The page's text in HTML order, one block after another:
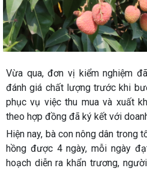
Vừa qua, đơn vị kiểm nghiệm
đánh giá chất lượng trước khi
phục vụ việc thu mua và xuất
theo hợp đồng đã ký kết với
Hiện nay, bà con nông dân trong
hồng được 4 ngày, mỗi ngày
hoạch diễn ra khẩn trương,